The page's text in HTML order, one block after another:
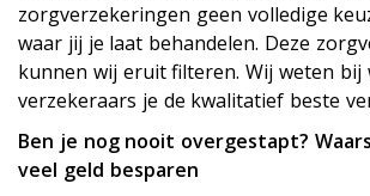
zorgverzekeringen geen volledige
waar jij je laat behandelen. Deze
kunnen wij eruit filteren. Wij weten bij
verzekeraars je de kwalitatief beste
Ben je nog nooit overgestapt?
veel geld besparen